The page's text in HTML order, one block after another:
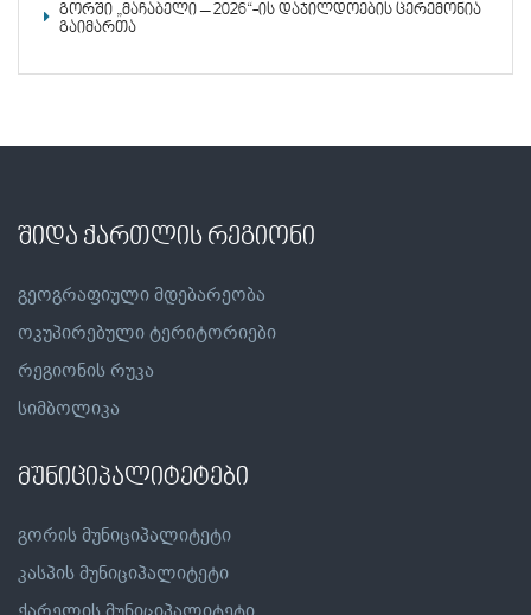
გორში „მაჩაბელი – 2026“-ის დაჯილდოების ცერემონია
გაიმართა
შიდა ქართლის რეგიონი
გეოგრაფიული მდებარეობა
ოკუპირებული ტერიტორიები
რეგიონის რუკა
სიმბოლიკა
მუნიციპალიტეტები
გორის მუნიციპალიტეტი
კასპის მუნიციპალიტეტი